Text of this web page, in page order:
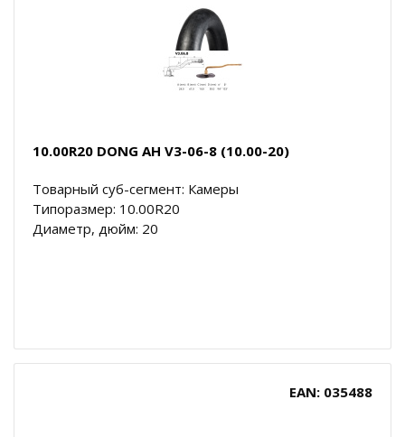
10.00R20 DONG AH V3-06-8 (10.00-20)
Товарный суб-сегмент: Камеры
Типоразмер: 10.00R20
Диаметр, дюйм: 20
EAN: 035488